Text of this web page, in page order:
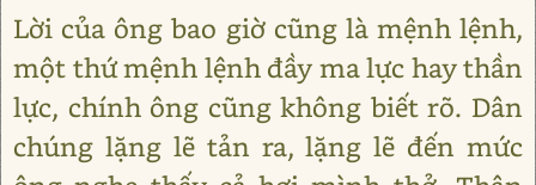
Lời của ông bao giờ cũng là mệnh lệnh,
một thứ mệnh lệnh đầy ma lực hay thần
lực, chính ông cũng không biết rõ. Dân
chúng lặng lẽ tản ra, lặng lẽ đến mức